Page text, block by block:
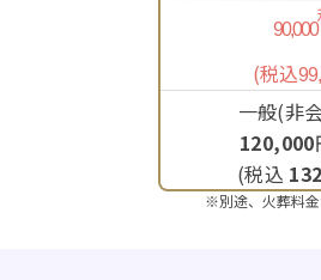
90,000
(税込
一般(非
120,000
(税込
※別途、火葬料金